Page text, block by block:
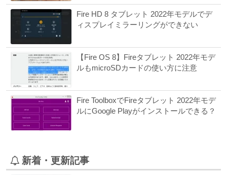
Fire HD 8 タブレット 2022年モデルでデ
ィスプレイミラーリングができない
【Fire OS 8】Fireタブレット 2022年モデ
ルもmicroSDカードの使い方に注意
Fire ToolboxでFireタブレット 2022年モデ
ルにGoogle Playがインストールできる？
新着・更新記事